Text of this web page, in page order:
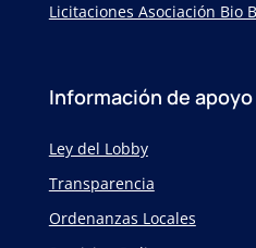
Licitaciones Asociación Bio
Información de apoyo
Ley del Lobby
Transparencia
Ordenanzas Locales